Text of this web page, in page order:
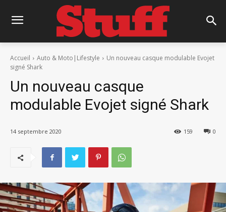
Accueil Auto & Moto|Lifestyle
Un nouveau casque modulable Evojet
signé Shark
Un nouveau casque
modulable Evojet signé Shark
14 septembre 2020 0
159